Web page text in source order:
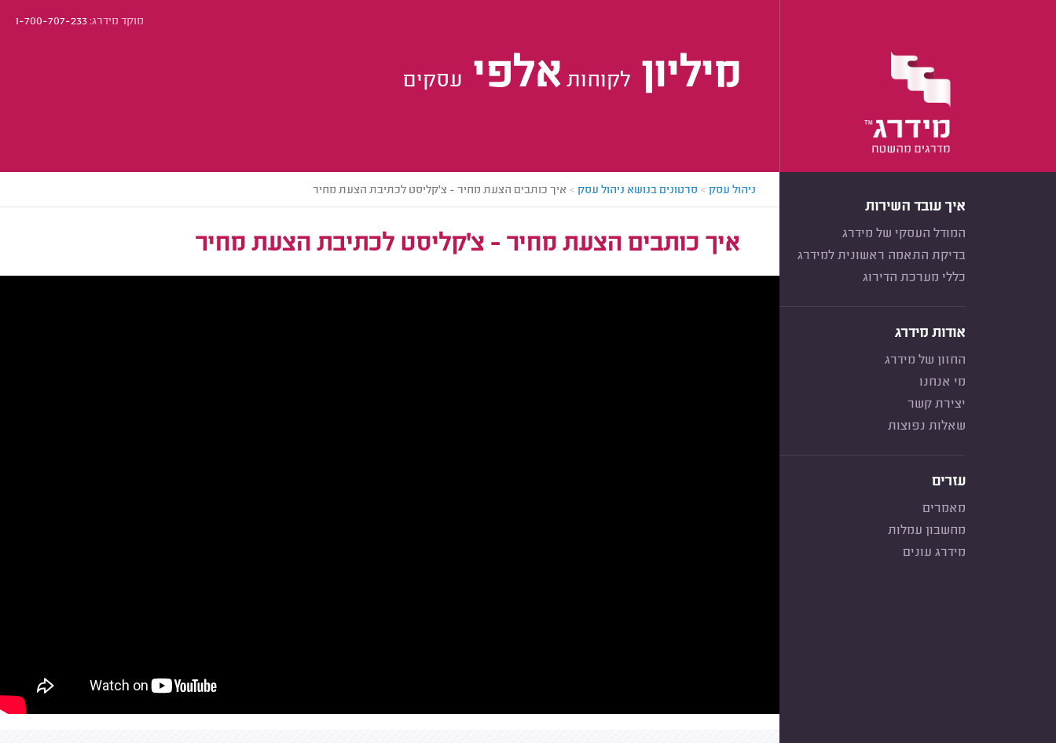
מוקד מידרג:1-700-707-233
מיליון לקוחות אלפי עסקים
איך עובד השירות
המודל העסקי של מידרג
בדיקת התאמה ראשונית למידרג
כללי מערכת הדירוג
אודות מידרג
החזון של מידרג
מי אנחנו
יצירת קשר
שאלות נפוצות
עזרים
מאמרים
מחשבון עמלות
מידרג עונים
ניהול עסק > סרטונים בנושא ניהול עסק > איך כותבים הצעת מחיר - צ'קליסט לכתיבת הצעת מחיר
איך כותבים הצעת מחיר - צ'קליסט לכתיבת הצעת מחיר